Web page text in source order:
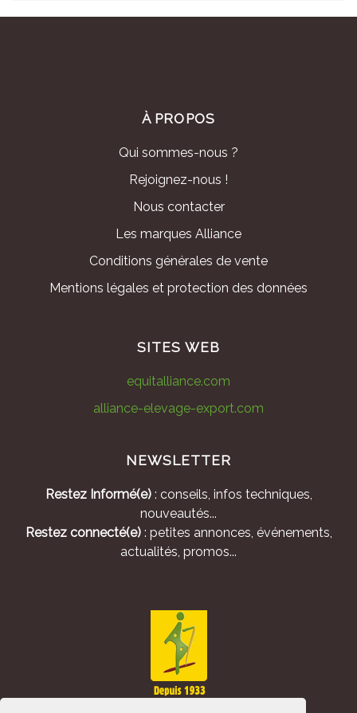
À PROPOS
Qui sommes-nous ?
Rejoignez-nous !
Nous contacter
Les marques Alliance
Conditions générales de vente
Mentions légales et protection des données
SITES WEB
equitalliance.com
alliance-elevage-export.com
NEWSLETTER
Restez Informé(e): conseils, infos techniques,
nouveautés...
Restez connecté(e): petites annonces, événements,
actualités, promos...